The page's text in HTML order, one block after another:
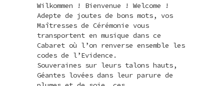
Wilkommen ! Bienvenue ! Welcome !
Adepte de joutes de bons mots, vos
Maîtresses de Cérémonie vous
transportent en musique dans ce
Cabaret où l’on renverse ensemble les
codes de l’Evidence.
Souveraines sur leurs talons hauts,
Géantes lovées dans leur parure de